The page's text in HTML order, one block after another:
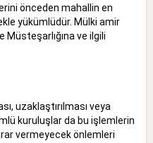
önceden mahallin en
yükümlüdür. Mülki amir
Müsteşarlığına ve ilgili
uzaklaştırılması veya
kuruluşlar da bu işlemlerin
vermeyecek önlemleri